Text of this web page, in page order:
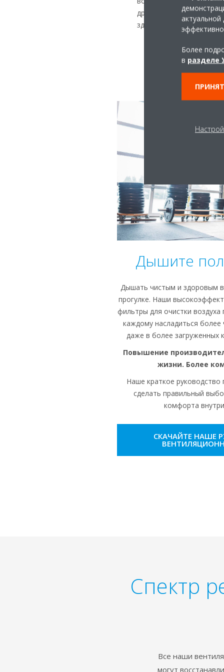
другие загрязняющие
здоровья.
Дышите
Дышать чистым и здоровым
прогулке. Наши
фильтры для очистки
каждому насладиться
даже в более загруженных
Повышение
жизни. Более
Наше краткое
сделать правильный
комфорта
СКАЧАЙТЕ НАШЕ
Спектр
Все наши
могут
Более
в разделе